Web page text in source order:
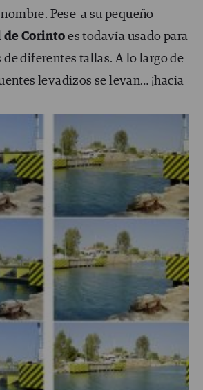
Pese a su pequeño
de Corinto es todavía usado para
de diferentes tallas. A lo largo de
levadizos se levan… ¡hacia